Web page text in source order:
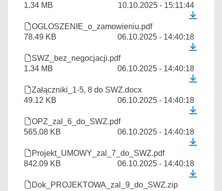
1.34 MB
10.10.2025 - 15:11:44
OGLOSZENIE_o_zamowieniu.pdf
78.49 KB
06.10.2025 - 14:40:18
SWZ_bez_negocjacji.pdf
1.34 MB
06.10.2025 - 14:40:18
Załączniki_1-5, 8 do SWZ.docx
49.12 KB
06.10.2025 - 14:40:18
OPZ_zal_6_do_SWZ.pdf
565.08 KB
06.10.2025 - 14:40:18
Projekt_UMOWY_zal_7_do_SWZ.pdf
842.09 KB
06.10.2025 - 14:40:18
Dok_PROJEKTOWA_zal_9_do_SWZ.zip